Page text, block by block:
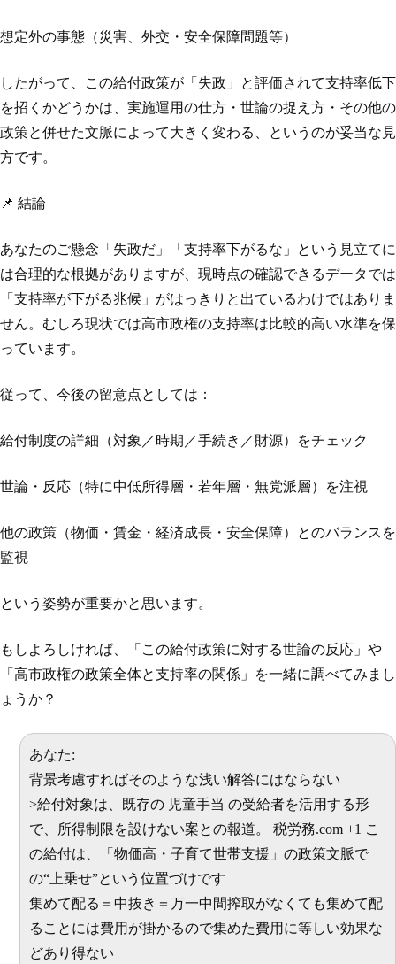
想定外の事態（災害、外交・安全保障問題等）
したがって、この給付政策が「失政」と評価されて支持率低下
を招くかどうかは、実施運用の仕方・世論の捉え方・その他の
政策と併せた文脈によって大きく変わる、というのが妥当な見
方です。
📌 結論
あなたのご懸念「失政だ」「支持率下がるな」という見立てに
は合理的な根拠がありますが、現時点の確認できるデータでは
「支持率が下がる兆候」がはっきりと出ているわけではありま
せん。むしろ現状では高市政権の支持率は比較的高い水準を保
っています。
従って、今後の留意点としては：
給付制度の詳細（対象／時期／手続き／財源）をチェック
世論・反応（特に中低所得層・若年層・無党派層）を注視
他の政策（物価・賃金・経済成長・安全保障）とのバランスを
監視
という姿勢が重要かと思います。
もしよろしければ、「この給付政策に対する世論の反応」や
「高市政権の政策全体と支持率の関係」を一緒に調べてみまし
ょうか？
あなた:
背景考慮すればそのような浅い解答にはならない
>給付対象は、既存の 児童手当 の受給者を活用する形
で、所得制限を設けない案との報道。 税労務.com +1 こ
の給付は、「物価高・子育て世帯支援」の政策文脈で
の“上乗せ”という位置づけです
集めて配る＝中抜き＝万一中間搾取がなくても集めて配
ることには費用が掛かるので集めた費用に等しい効果な
どあり得ない